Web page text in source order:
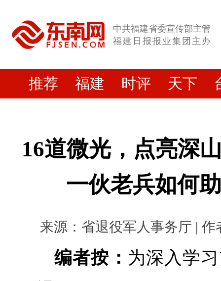
中共福建省委宣传部主管
福建日报报业集团主办
推荐 福建 时评 天下
16道微光，点亮深
一伙老兵如何
来源：省退役军人事务厅 | 作
编者按： 为深入学